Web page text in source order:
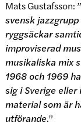
Mats Gustafsson: ”
svensk
ryggsäckar
improviserad
musikaliska mix
1968 och 1969
sig i Sverige
material som är
utförande.”